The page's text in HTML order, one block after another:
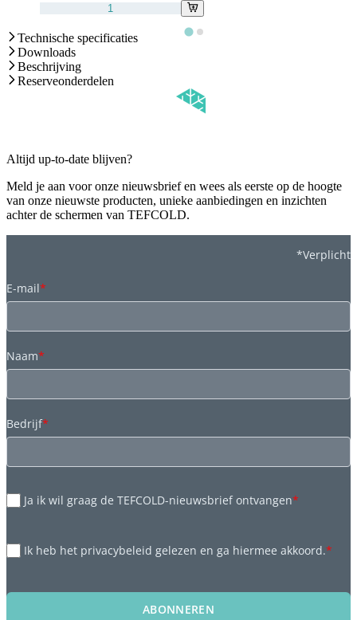
Technische specificaties
Downloads
Beschrijving
Reserveonderdelen
Altijd up-to-date blijven?
Meld je aan voor onze nieuwsbrief en wees als eerste op de hoogte
van onze nieuwste producten, unieke aanbiedingen en inzichten
achter de schermen van TEFCOLD.
*Verplicht
E-mail*
Naam*
Bedrijf*
Ja ik wil graag de TEFCOLD-nieuwsbrief ontvangen*
Ik heb het privacybeleid gelezen en ga hiermee akkoord.*
ABONNEREN